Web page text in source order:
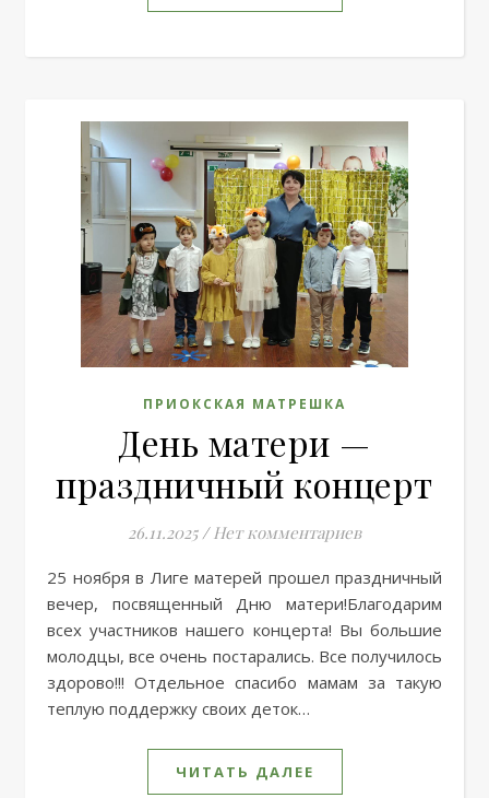
ПРИОКСКАЯ МАТРЕШКА
День матери —
праздничный концерт
26.11.2025 / Нет комментариев
25 ноября в Лиге матерей прошел праздничный
вечер, посвященный Дню матери!Благодарим
всех участников нашего концерта! Вы большие
молодцы, все очень постарались. Все получилось
здорово!!! Отдельное спасибо мамам за такую
теплую поддержку своих деток…
ЧИТАТЬ ДАЛЕЕ